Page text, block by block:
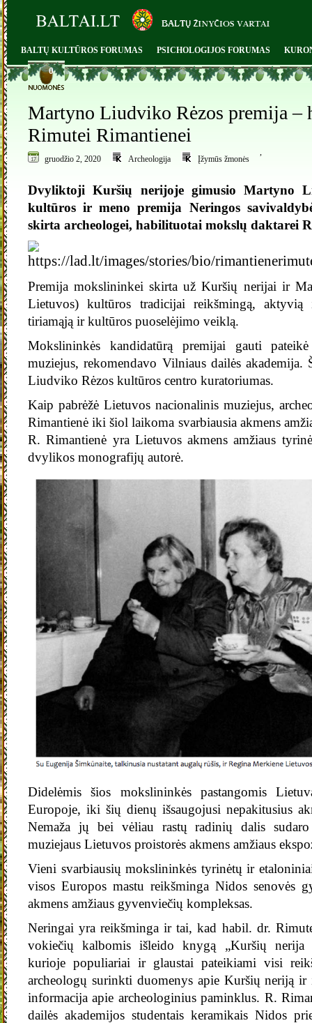
BALTŲ KULTŪROS FORUMAS PSICHOLOGIJOS FORUMAS
0
Martyno Liudviko Rėzos premija –
Rimutei Rimantienei
gruodžio 2, 2020 Archeologija
,
Įžymūs žmonės
Dvyliktoji Kuršių nerijoje gimusio Martyno
kultūros ir meno premija Neringos
skirta archeologei, habilituotai mokslų daktarei
Premija mokslininkei skirta už Kuršių nerijai ir
Lietuvos) kultūros tradicijai reikšmingą,
tiriamąją ir kultūros puoselėjimo veiklą.
Mokslininkės kandidatūrą premijai gauti
muziejus, rekomendavo Vilniaus dailės akademija.
Liudviko Rėzos kultūros centro kuratoriumas.
Kaip pabrėžė Lietuvos nacionalinis muziejus,
Rimantienė iki šiol laikoma svarbiausia akmens
R. Rimantienė yra Lietuvos akmens amžiaus
dvylikos monografijų autorė.
Didelėmis šios mokslininkės pastangomis
Europoje, iki šių dienų išsaugojusi nepakitusius
Nemaža jų bei vėliau rastų radinių dalis
muziejaus Lietuvos proistorės akmens amžiaus
Vieni svarbiausių mokslininkės tyrinėtų ir
visos Europos mastu reikšminga Nidos senovės
akmens amžiaus gyvenviečių kompleksas.
Neringai yra reikšminga ir tai, kad habil. dr.
vokiečių kalbomis išleido knygą „Kuršių nerija
kurioje populiariai ir glaustai pateikiami visi
archeologų surinkti duomenys apie Kuršių neriją ir
informacija apie archeologinius paminklus. R.
dailės akademijos studentais keramikais Nidos